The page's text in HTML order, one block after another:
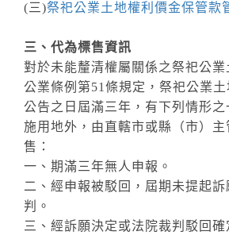
(三)祭祀公業土地權利價金保管款
三、代為標售資訊
對於未能釐清權屬關係之祭祀公
公業條例第51條規定，祭祀公業
公告之日屆滿三年，有下列情形之
施用地外，由直轄市或縣（市）主
售：
一、期滿三年無人申報。
二、經申報被駁回，屆期未提起
判。
三、經訴願決定或法院裁判駁回確